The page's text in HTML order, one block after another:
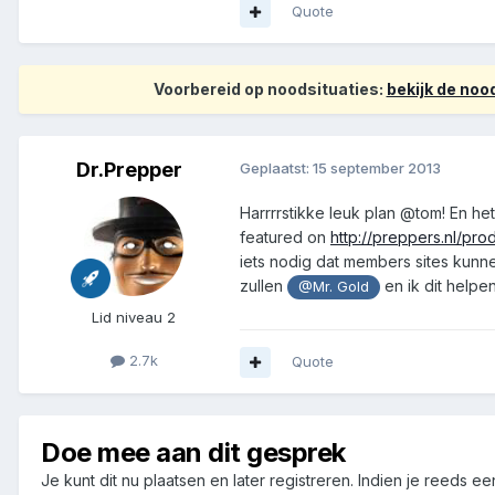
Quote
Voorbereid op noodsituaties: bekijk de
Dr.Prepper
Lid niveau 2
2.7k
Geplaatst: 15 september 2013
Harrrrstikke leuk plan @tom! En
featured on http://preppers.nl/
iets nodig dat members sites
zullen
@Mr. Gold en ik dit
Quote
Doe mee aan dit gesprek
Je kunt dit nu plaatsen en later registreren. Indien je reeds